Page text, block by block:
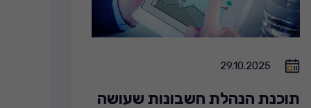
29.10.2025
תוכנת הנהלת חשבונות שעושה